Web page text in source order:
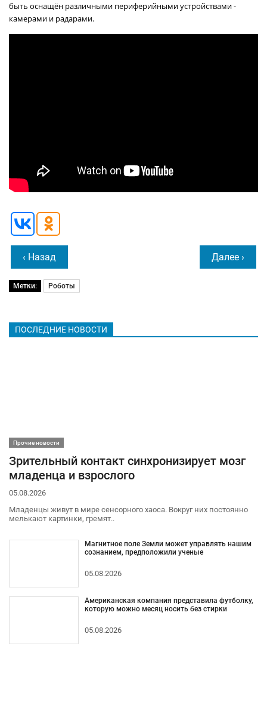
быть оснащён различными периферийными устройствами -
камерами и радарами.
‹ Назад Далее ›
Метки: Роботы
ПОСЛЕДНИЕ НОВОСТИ
Прочие новости
Зрительный контакт синхронизирует мозг
младенца и взрослого
05.08.2026
Младенцы живут в мире сенсорного хаоса. Вокруг них постоянно
мелькают картинки, гремят..
Магнитное поле Земли может управлять нашим
сознанием, предположили ученые
05.08.2026
Американская компания представила футболку,
которую можно месяц носить без стирки
05.08.2026